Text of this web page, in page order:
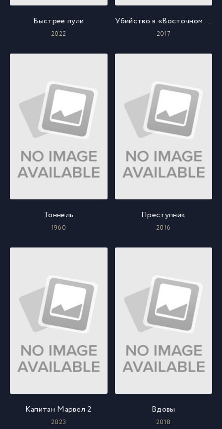
Быстрее пули
2022
Убийство в «Восточном экспрессе»
2017
Тоннель
1960
Преступник
2016
Капитан Марвел 2
2023
Вдовы
2018